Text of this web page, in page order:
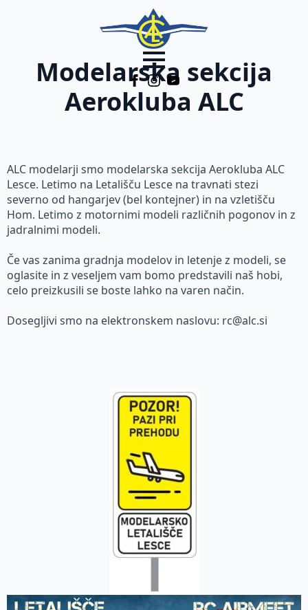
Modelarska sekcija
Aerokluba ALC
ALC modelarji smo modelarska sekcija Aerokluba ALC
Lesce. Letimo na Letališču Lesce na travnati stezi
severno od hangarjev (bel kontejner) in na vzletišču
Hom. Letimo z motornimi modeli različnih pogonov in z
jadralnimi modeli.
Če vas zanima gradnja modelov in letenje z modeli, se
oglasite in z veseljem vam bomo predstavili naš hobi,
celo preizkusili se boste lahko na varen način.
Dosegljivi smo na elektronskem naslovu: rc@alc.si